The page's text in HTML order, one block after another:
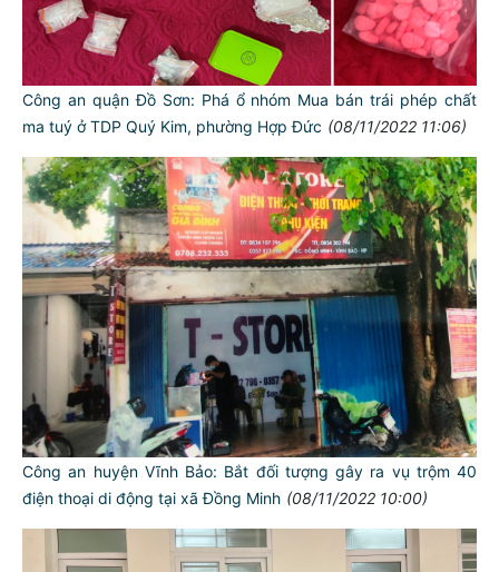
Công an quận Đồ Sơn: Phá ổ nhóm Mua bán trái phép chất
ma tuý ở TDP Quý Kim, phường Hợp Đức (08/11/2022 11:06)
Công an huyện Vĩnh Bảo: Bắt đối tượng gây ra vụ trộm 40
điện thoại di động tại xã Đồng Minh (08/11/2022 10:00)